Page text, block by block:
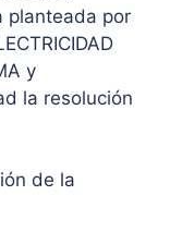
planteada por
y
la resolución
de la